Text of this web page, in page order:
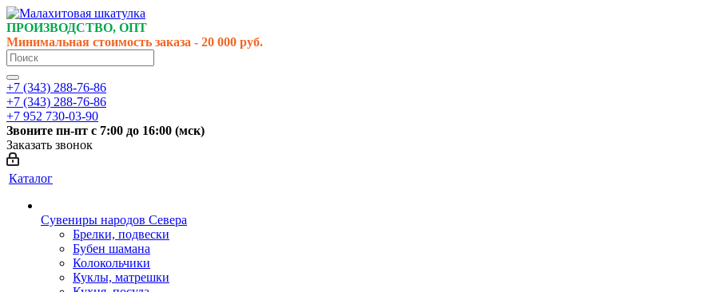
ПРОИЗВОДСТВО, ОПТ
Минимальная стоимость заказа - 20 000 руб.
+7 (343) 288-76-86
+7 (343) 288-76-86
+7 952 730-03-90
Звоните пн-пт с 7:00 до 16:00 (мск)
Заказать звонок
Каталог
Сувениры народов Севера
Брелки, подвески
Бубен шамана
Колокольчики
Куклы, матрешки